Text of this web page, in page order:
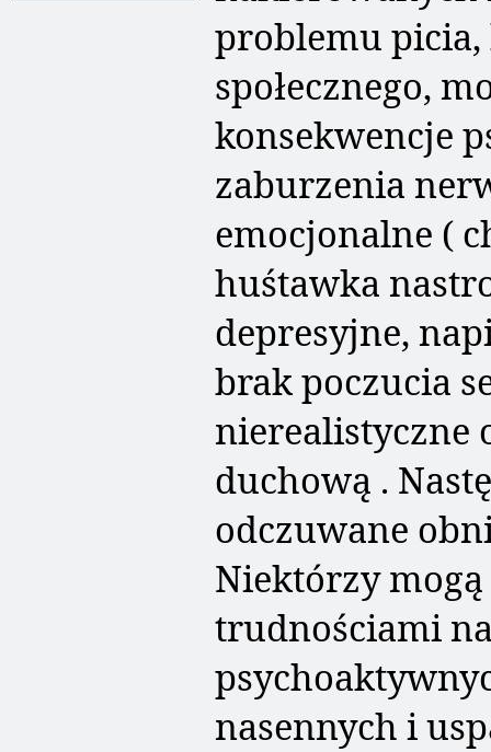
problemu
społecznego,
konsekwencje
zaburzenia
emocjonalne (
huśtawka
depresyjne,
brak poczucia
nierealistyczne
duchową .
odczuwane
Niektórzy
trudnościami
nasennych i